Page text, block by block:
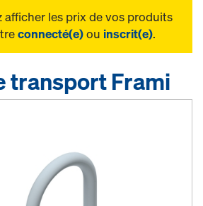
afficher les prix de vos produits
connecté(e)ou inscrit(e).
transport Frami